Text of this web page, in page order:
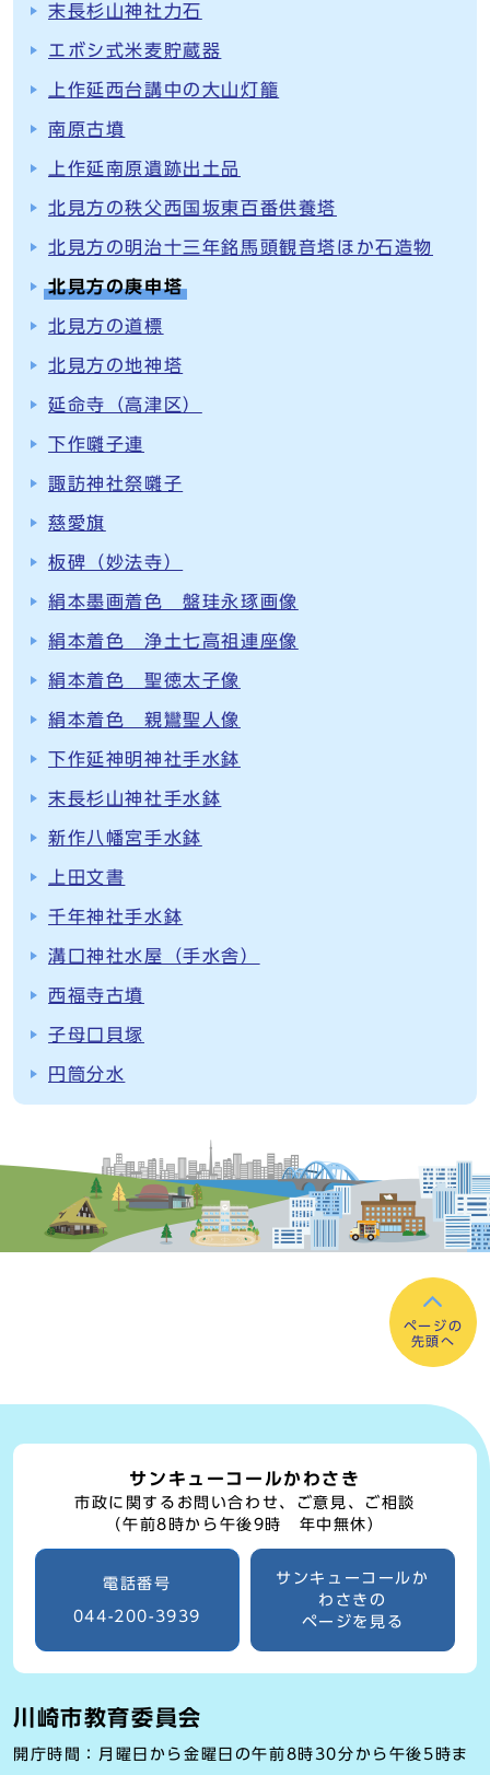
末長杉山神社力石
エボシ式米麦貯蔵器
上作延西台講中の大山灯籠
南原古墳
上作延南原遺跡出土品
北見方の秩父西国坂東百番供養塔
北見方の明治十三年銘馬頭観音塔ほか石造物
北見方の庚申塔
北見方の道標
北見方の地神塔
延命寺（高津区）
下作囃子連
諏訪神社祭囃子
慈愛旗
板碑（妙法寺）
絹本墨画着色 盤珪永琢画像
絹本着色 浄土七高祖連座像
絹本着色 聖徳太子像
絹本着色 親鸞聖人像
下作延神明神社手水鉢
末長杉山神社手水鉢
新作八幡宮手水鉢
上田文書
千年神社手水鉢
溝口神社水屋（手水舎）
西福寺古墳
子母口貝塚
円筒分水
ページの
先頭へ
サンキューコールかわさき
市政に関するお問い合わせ、ご意見、ご相談
（午前8時から午後9時 年中無休）
電話番号
044-200-3939
サンキューコールか
わさきの
ページを見る
川崎市教育委員会
開庁時間：月曜日から金曜日の午前8時30分から午後5時ま